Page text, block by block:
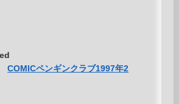
COMICペンギンクラブ1997年2